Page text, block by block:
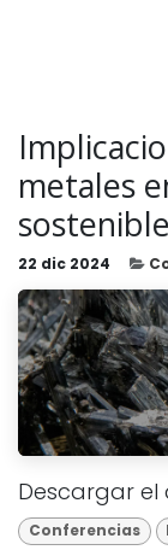
metales
sostenible
22 dic 2024
Descargar el
Conferencias